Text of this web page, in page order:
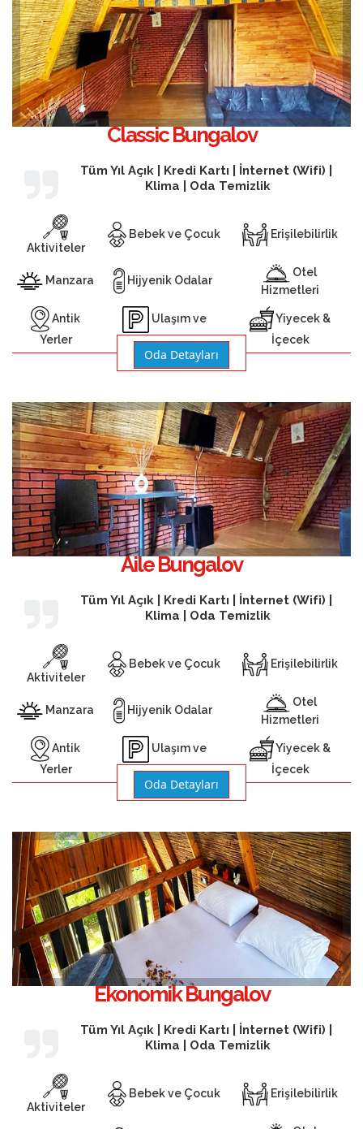
Classic Bungalov
Tüm Yıl Açık | Kredi Kartı | İnternet (Wifi) |
Klima | Oda Temizlik
Aktiviteler
Bebek ve Çocuk Erişilebilirlik
Manzara Hijyenik Odalar
Otel
Hizmetleri
Antik
Yerler
Ulaşım ve
Otopark
Yiyecek &
İçecek
Oda Detayları
Aile Bungalov
Tüm Yıl Açık | Kredi Kartı | İnternet (Wifi) |
Klima | Oda Temizlik
Aktiviteler
Bebek ve Çocuk Erişilebilirlik
Manzara Hijyenik Odalar
Otel
Hizmetleri
Antik
Yerler
Ulaşım ve
Otopark
Yiyecek &
İçecek
Oda Detayları
Ekonomik Bungalov
Tüm Yıl Açık | Kredi Kartı | İnternet (Wifi) |
Klima | Oda Temizlik
Aktiviteler
Bebek ve Çocuk Erişilebilirlik